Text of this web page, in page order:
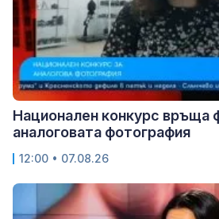
Национален конкурс връща
аналоговата фотография
12:00 • 07.08.26